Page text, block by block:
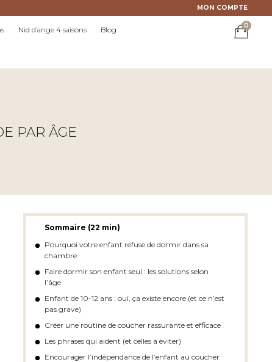
MON COMPTE
Nid d’ange 4 saisons Blog
0
PAR ÂGE
Sommaire (22 min)
Pourquoi votre enfant refuse de dormir dans sa
chambre
Faire dormir son enfant seul : les solutions selon
l’âge
Enfant de 10-12 ans : oui, ça existe encore (et ce n’est
pas grave)
Créer une routine de coucher rassurante et efficace
Les phrases qui aident (et celles à éviter)
Encourager l’indépendance de l’enfant au coucher